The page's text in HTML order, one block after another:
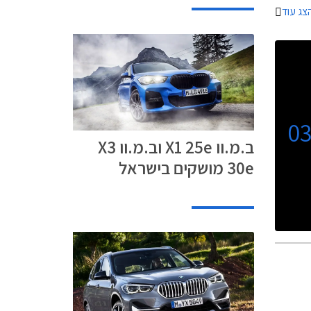
עוד
ב.מ.וו X1 25e וב.מ.וו X3
30e מושקים בישראל